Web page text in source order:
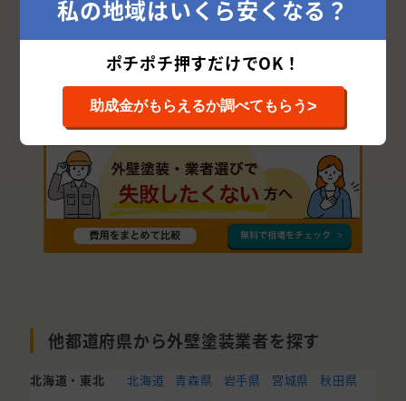
中郡 逗子市 足柄上郡
愛甲郡
足柄下郡
三浦郡 高座郡
南足柄市
他都道府県から外壁塗装業者を探す
北海道・東北 北海道 青森県 岩手県 宮城県
秋田県
私の地域はいくら安くなる？
ポチポチ押すだけでOK！
助成金がもらえるか調べてもらう>